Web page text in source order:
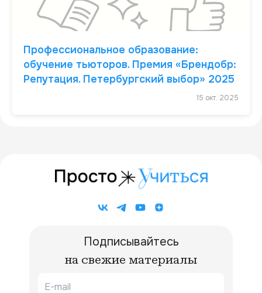
Профессиональное образование:
обучение тьюторов. Премия «Брендобр:
Репутация. Петербургский выбор» 2025
15 окт. 2025
Подписывайтесь
на свежие материалы